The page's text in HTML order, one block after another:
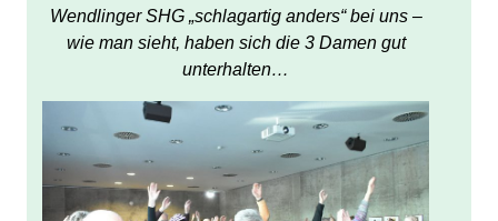
Wendlinger SHG „schlagartig anders“ bei uns –
wie man sieht, haben sich die 3 Damen gut
unterhalten…